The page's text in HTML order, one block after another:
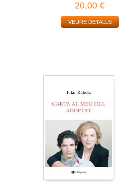
20,00 €
VEURE DETALLS